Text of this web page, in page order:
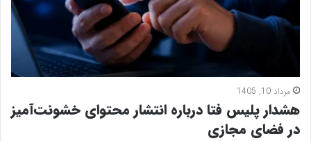
مرداد 10, 1405
هشدار پلیس فتا درباره انتشار محتوای خشونت‌آمیز
در فضای مجازی